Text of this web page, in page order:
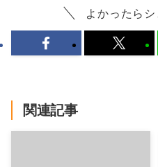
よかったらシ
関連記事